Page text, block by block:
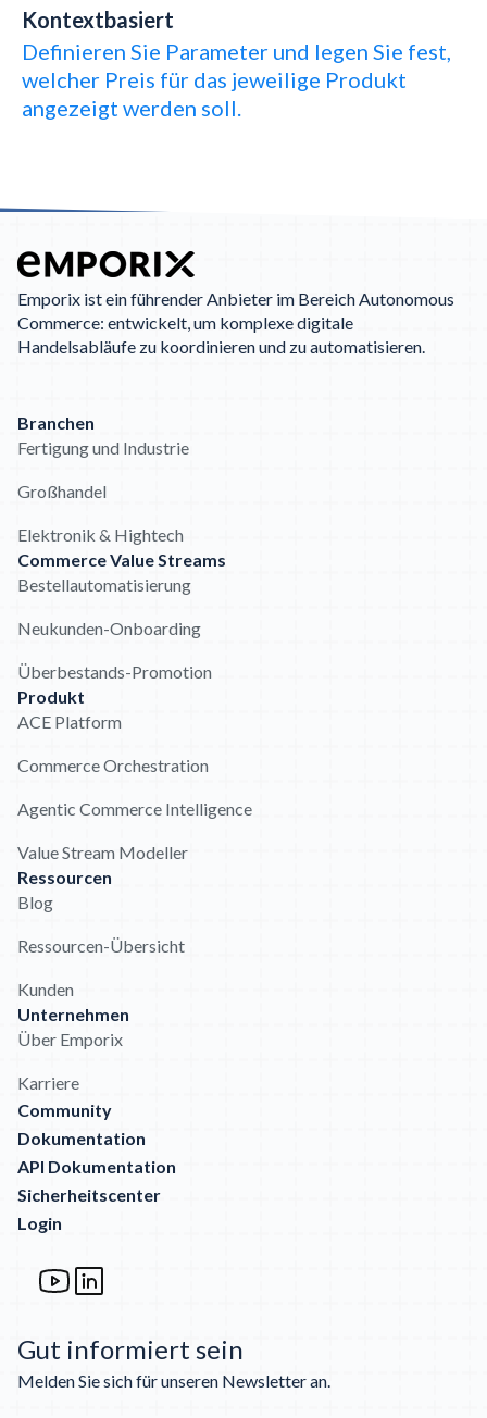
Kontextbasiert
Definieren Sie Parameter und legen Sie fest,
welcher Preis für das jeweilige Produkt
angezeigt werden soll.
Emporix ist ein führender Anbieter im Bereich Autonomous
Commerce: entwickelt, um komplexe digitale
Handelsabläufe zu koordinieren und zu automatisieren.
Branchen
Fertigung und Industrie
Großhandel
Elektronik & Hightech
Commerce Value Streams
Bestellautomatisierung
Neukunden-Onboarding
Überbestands-Promotion
Produkt
ACE Platform
Commerce Orchestration
Agentic Commerce Intelligence
Value Stream Modeller
Ressourcen
Blog
Ressourcen-Übersicht
Kunden
Unternehmen
Über Emporix
Karriere
Community
Dokumentation
API Dokumentation
Sicherheitscenter
Login
Gut informiert sein
Melden Sie sich für unseren Newsletter an.